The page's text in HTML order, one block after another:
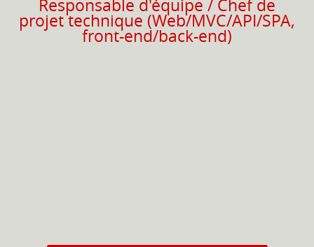
Responsable d'équipe / Chef de
projet technique (Web/MVC/API/SPA,
front-end/back-end)